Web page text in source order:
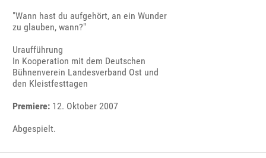
"Wann hast du aufgehört, an ein Wunder
zu glauben, wann?"
Uraufführung
In Kooperation mit dem Deutschen
Bühnenverein Landesverband Ost und
den Kleistfesttagen
Premiere: 12. Oktober 2007
Abgespielt.